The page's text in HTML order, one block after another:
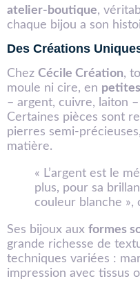
atelier-boutique,
chaque bijou a son
Des Créations
Chez Cécile Création,
moule ni cire, en
– argent, cuivre, laiton
Certaines pièces sont
pierres semi-
matière.
« L’argent est le
plus, pour sa
couleur blanche »,
Ses bijoux aux formes
grande richesse de
techniques variées :
impression avec tissus